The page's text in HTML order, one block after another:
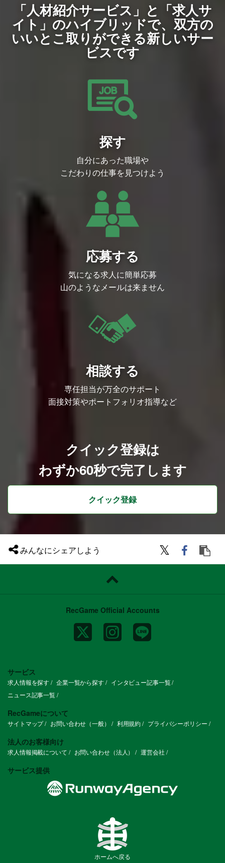
パイプライン整備やチーム開発における技
術リーダーシップの発揮経験
本ポジションの魅力
技術でクリエイティブを支える“裏方の主
役”として
開発全体のクオリティ向上に貢献できま
デザイナー・エンジニア両面の理解を深め
テクニカルアーティストとして市場価値の
高いスキルを磨くことができます。
ポートフォリオは任意提出となりますが、
ご自身が担当された領域や実績を
ただけると、選考をスムーズに進めること
ができます。
募集背景
ゲーム展開のみならずグッズなど多角的に
展開する方針のため、増員募集
▼事業戦略
・「世界震撼」をビジョンに、オリジナル
IPと有力IPの両軸で技術力・運用力・変化
スの取れたポートフォリオを構築しながら
グローバル展開を加速していきます。
・「グローバル展開前提の超大型IPゲーム
開発」を中核に、「コンシューマーゲーム
開発」「新規オリジナルIP創出」「インデ
様なプロジェクトが進行しており、幅広い
開発領域で挑戦いただける環境です。
・「ヒットさせるために何が必要か」を徹
底的に追求し、単にIPを消費するのではな
く、プロダクトを通じてIP自体の価値を最
大化し、ファン層を拡大できるようなもの
・サイバーエージェントゲーム事業が持つ
約5,000名規模の国内最大級の開発体制と
高度な運用ノウハウを生かし、長期的にト
ップ30を維持できるヒットタイトルの創
出に取り組んでいます。
・グループ横断での人材最適配置と技術力
織の拡充により、開発スピードと品質を高
めながらIP価値の最大化と継続的な成長を
▼組織カルチャー
・組織のモチベーション維持と優秀な人材
・チームの枠を越えて意見を出し合い、主
体的に行動するメンバーが多く、自律的に
価値創出を行うカルチャーが根付いていま
メディアやSNSに発信することで、個のブ
ランド力を上げ、個と組織が相乗効果で成
長できる環境があります。（副業可）
・「人のやる気への投資」というカルチャ
ーが根付いており、新卒中途や入社年次に
かかわらず、大きな裁量を持ってチャレン
▼開発環境
・クリエイティブのクオリティを高めるた
め、ご希望に応じて最適なゲーム開発環境
に必要な機材を手配するなど、クリエイタ
ー一人ひとりに対するインプットへの投資
境、勉強会参加にかかる費用、R&D等の
・2019年に移転したオフィス「Abema To
ェ、リラクゼーションスペースの設置な
をご用意しております。
・プロジェクトごとのマイルストンに応じ
た有給奨励日や、目標達成度に応じた社員
充実しております。
参考ページ
アプリボット広報ブログ
https://applibot-pr.amebaownd.com/
アプリボットテックブログ
https://zenn.dev/p/applibot_tech
「人材紹介サービス」と「求人サ
イト」のハイブリッドで、双方の
いいとこ取りができる新しいサー
ビスです
探す
自分にあった職場や
こだわりの仕事を見つけよう
応募する
気になる求人に簡単応募
山のようなメールは来ません
相談する
専任担当が万全のサポート
面接対策やポートフォリオ指導など
クイック登録は
わずか60秒で完了します
クイック登録
みんなにシェアしよう
RecGame Official Accounts
サービス
求人情報を探す 企業一覧から探す
インタビュー記事一覧
ニュース記事一覧
RecGameについて
サイトマップ お問い合わせ（一般） 利用規約 プライバシーポリシー
法人のお客様向け
求人情報掲載について お問い合わせ（法人） 運営会社
サービス提供
ホームへ戻る